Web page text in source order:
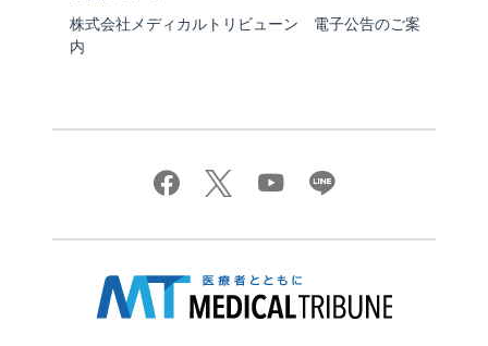
株式会社メディカルトリビューン 電子公告のご案
内